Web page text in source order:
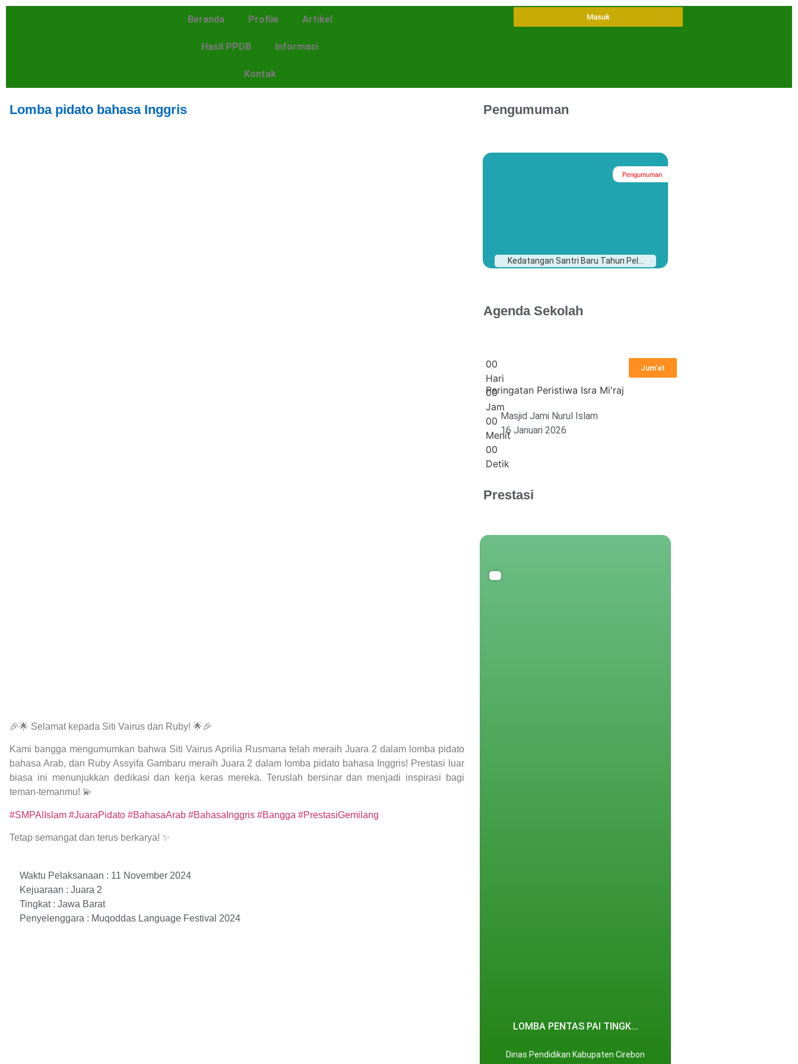
Beranda Profile Artikel
Hasil PPDB Informasi
Kontak
Masuk
Lomba pidato bahasa Inggris
🎉🌟 Selamat kepada Siti Vairus dan Ruby! 🌟🎉
Kami bangga mengumumkan bahwa Siti Vairus Aprilia Rusmana telah meraih Juara 2 dalam lomba pidato
bahasa Arab, dan Ruby Assyifa Gambaru meraih Juara 2 dalam lomba pidato bahasa Inggris! Prestasi luar
biasa ini menunjukkan dedikasi dan kerja keras mereka. Teruslah bersinar dan menjadi inspirasi bagi
teman-temanmu! 💫
#SMPAlIslam #JuaraPidato #BahasaArab #BahasaInggris #Bangga #PrestasiGemilang
Tetap semangat dan terus berkarya! ✨
Waktu Pelaksanaan : 11 November 2024
Kejuaraan : Juara 2
Tingkat : Jawa Barat
Penyelenggara : Muqoddas Language Festival 2024
Pengumuman
Pengumuman
Kedatangan Santri Baru Tahun Pel...
Agenda Sekolah
Jum'at
Peringatan Peristiwa Isra Mi'raj
Masjid Jami Nurul Islam
16 Januari 2026
00
Hari
00
Jam
00
Menit
00
Detik
Prestasi
LOMBA PENTAS PAI TINGK...
Dinas Pendidikan Kabupaten Cirebon